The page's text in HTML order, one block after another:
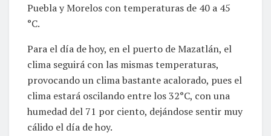
Puebla y Morelos con temperaturas de 40 a 45
°C.
Para el día de hoy, en el puerto de Mazatlán, el
clima seguirá con las mismas temperaturas,
provocando un clima bastante acalorado, pues el
clima estará oscilando entre los 32°C, con una
humedad del 71 por ciento, dejándose sentir muy
cálido el día de hoy.